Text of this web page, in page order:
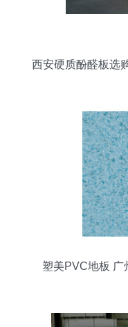
西安硬质酚醛板选
塑美PVC地板 广